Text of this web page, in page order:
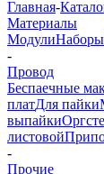
Главная-
Материалы
МодулиНаборы
-
Провод
Беспаечные
платДля пайки
выпайки
листовой
-
Прочие